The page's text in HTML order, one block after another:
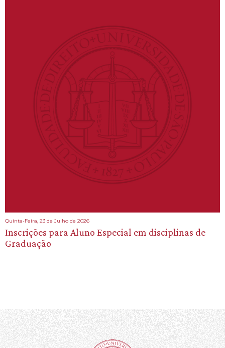
Quinta-Feira, 23 de Julho de 2026
Inscrições para Aluno Especial em disciplinas de
Graduação